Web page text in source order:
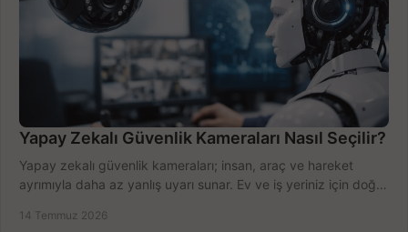
Yapay Zekalı Güvenlik Kameraları Nasıl Seçilir?
Yapay zekalı güvenlik kameraları; insan, araç ve hareket
ayrımıyla daha az yanlış uyarı sunar. Ev ve iş yeriniz için doğru
14 Temmuz 2026